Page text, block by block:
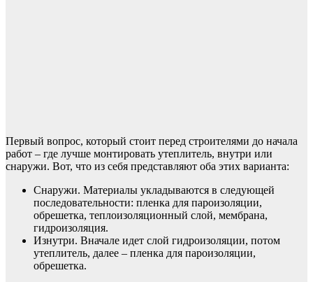
Первый вопрос, который стоит перед строителями до начала
работ – где лучше монтировать утеплитель, внутри или
снаружи. Вот, что из себя представляют оба этих варианта:
Снаружи. Материалы укладываются в следующей
последовательности: пленка для пароизоляции,
обрешетка, теплоизоляционный слой, мембрана,
гидроизоляция.
Изнутри. Вначале идет слой гидроизоляции, потом
утеплитель, далее – пленка для пароизоляции,
обрешетка.